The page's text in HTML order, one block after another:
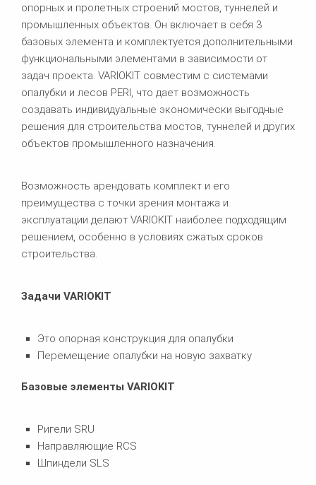
опорных и пролетных строений мостов, туннелей и
промышленных объектов. Он включает в себя 3
базовых элемента и комплектуется дополнительными
функциональными элементами в зависимости от
задач проекта. VARIOKIT совместим с системами
опалубки и лесов PERI, что дает возможность
создавать индивидуальные экономически выгодные
решения для строительства мостов, туннелей и других
объектов промышленного назначения.
Возможность арендовать комплект и его
преимущества с точки зрения монтажа и
эксплуатации делают VARIOKIT наиболее подходящим
решением, особенно в условиях сжатых сроков
строительства.
Задачи VARIOKIT
Это опорная конструкция для опалубки
Перемещение опалубки на новую захватку
Базовые элементы VARIOKIT
Ригели SRU
Направляющие RCS
Шпиндели SLS